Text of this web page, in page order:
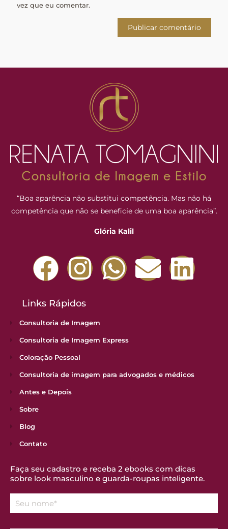
vez que eu comentar.
“Boa aparência não substitui competência. Mas não há
competência que não se beneficie de uma boa aparência”.
Glória Kalil
Links Rápidos
Consultoria de Imagem
Consultoria de Imagem Express
Coloração Pessoal
Consultoria de imagem para advogados e médicos
Antes e Depois
Sobre
Blog
Contato
Faça seu cadastro e receba 2 ebooks com dicas
sobre look masculino e guarda-roupas inteligente.